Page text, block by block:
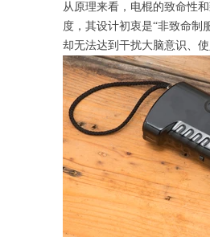
从原理来看，电棍的致命性
度，其设计初衷是“非致命制
却无法达到干扰大脑意识、使